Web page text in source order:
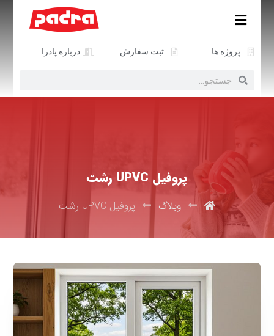
پروژه ها ثبت سفارش درباره پادرا
پروفیل UPVC رشت
وبلاگ پروفیل UPVC رشت